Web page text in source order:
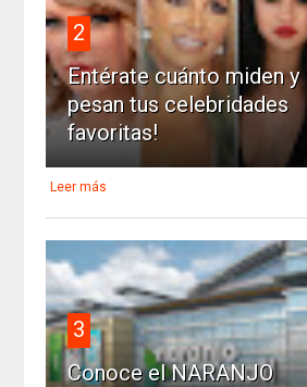
2
Entérate cuánto miden y
pesan tus celebridades
favoritas!
Leer más
3
Conoce el NARANJO